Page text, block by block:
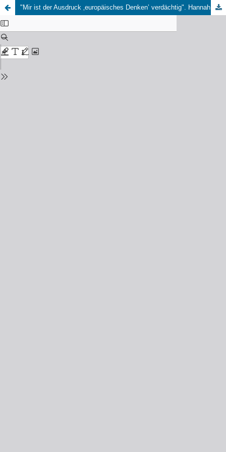
"Mir ist der Ausdruck ‚europäisches Denken’ verdächtig". Hannah Arendt auf dem Internationalen Kulturkritikerkongress 1958 in München